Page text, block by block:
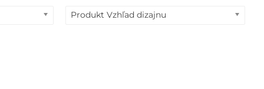
Produkt Vzhľad dizajnu